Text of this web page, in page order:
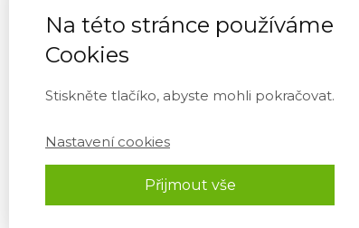
"Učte se o
Na této stránce používáme
Cookies
Stiskněte tlačíko, abyste mohli pokračovat.
Nastavení cookies
Přijmout vše